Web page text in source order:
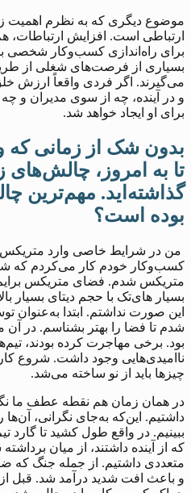
موضوع دیگری که به نظرم اهمیت
ارتباطی است. افزایش
برای راه‌اندازی کسب‌وکار شخصی
بسیاری از فرصت‌های شغلی از
می‌گیرند. اگر فردی واقعاً ارزش
و در آینده، چه از سوی مدیران و
برای او ایجاد خواهد شد.
بدون شک از زمانی که
تا به امروز،
گذاشته‌اید. مهم‌ترین
بوده است؟
من در شرایط خاصی وارد
کسب‌وکار خودم کار می‌کردم که
متریکس شدم. فضای متریکس
بسیار های‌تک با حجم دیتای بسیار
این صورت نداشتم. ابتدا به‌عنوان
شدم تا فضا را بهتر بشناسم. در
بود. برخی مهاجرت کرده بودند،
ناامیدی‌هایی وجود داشت. شروع
چیزها باید از نو ساخته می‌شد.
در همان زمان هم نقطه عطف ما
داشتیم. این‌که به‌جای نگرانی،
ببینیم. در واقع طول کشید تا گارد
که از آینده داشتند، از میان
متعددی داشتیم. از جمله جنگ که
و باعث افت شدید درآمد شد. قبل